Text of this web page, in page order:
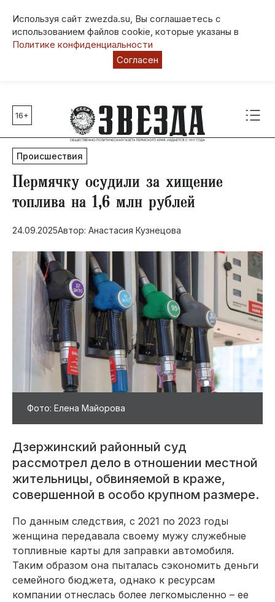
Используя сайт zwezda.su, Вы соглашаетесь с
использованием файлов cookie, которые указаны в
Политике конфиденциальности
Согласен
Главные темы
80 лет Победы
Молодежная столица РФ
СВО
Выборы в Пермском крае
Социальная поддержка
Инфраструктура
Благоустройство
16+
Происшествия
Пермячку осудили за хищение
топлива на 1,6 млн рублей
24.09.2025Автор: Анастасия Кузнецова
Фото: Елена Майорова
Дзержинский районный суд
рассмотрел дело в отношении местной
жительницы, обвиняемой в краже,
совершенной в особо крупном размере.
По данным следствия, с 2021 по 2023 годы
женщина передавала своему мужу служебные
топливные карты для заправки автомобиля.
Таким образом она пыталась сэкономить деньги
семейного бюджета, однако к ресурсам
компании отнеслась более легкомысленно – ее